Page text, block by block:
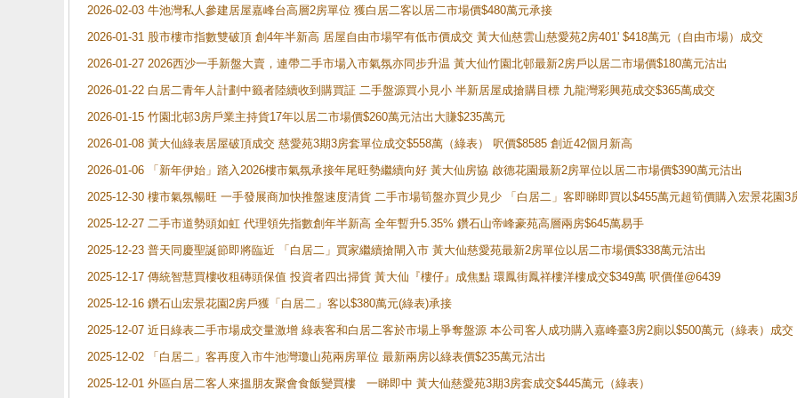
2026-02-03 牛池灣私人參建居屋嘉峰台高層2房單位 獲白居二客以居二市場價$480萬元承接
2026-01-31 股市樓市指數雙破頂 創4年半新高 居屋自由市場罕有低市價成交 黃大仙慈雲山慈愛苑2房401' $418萬元（自由市場）成交
2026-01-27 2026西沙一手新盤大賣，連帶二手市場入市氣氛亦同步升温 黃大仙竹園北邨最新2房戶以居二市場價$180萬元沽出
2026-01-22 白居二青年人計劃中籤者陸續收到購買証 二手盤源買小見小 半新居屋成搶購目標 九龍灣彩興苑成交$365萬成交
2026-01-15 竹園北邨3房戶業主持貨17年以居二市場價$260萬元沽出大賺$235萬元
2026-01-08 黃大仙綠表居屋破頂成交 慈愛苑3期3房套單位成交$558萬（綠表） 呎價$8585 創近42個月新高
2026-01-06 「新年伊始」踏入2026樓市氣氛承接年尾旺勢繼續向好 黃大仙房協 啟德花園最新2房單位以居二市場價$390萬元沽出
2025-12-30 樓市氣氛暢旺 一手發展商加快推盤速度清貨 二手市場筍盤亦買少見少 「白居二」客即睇即買以$455萬元超筍價購入宏景花園3
2025-12-27 二手市道勢頭如虹 代理領先指數創年半新高 全年暫升5.35% 鑽石山帝峰豪苑高層兩房$645萬易手
2025-12-23 普天同慶聖誕節即將臨近 「白居二」買家繼續搶閘入市 黃大仙慈愛苑最新2房單位以居二市場價$338萬元沽出
2025-12-17 傳統智慧買樓收租磚頭保值 投資者四出掃貨 黃大仙『樓仔』成焦點 環鳳街鳳祥樓洋樓成交$349萬 呎價僅@6439
2025-12-16 鑽石山宏景花園2房戶獲「白居二」客以$380萬元(綠表)承接
2025-12-07 近日綠表二手市場成交量激增 綠表客和白居二客於市場上爭奪盤源 本公司客人成功購入嘉峰臺3房2廁以$500萬元（綠表）成交
2025-12-02 「白居二」客再度入市牛池灣瓊山苑兩房單位 最新兩房以綠表價$235萬元沽出
2025-12-01 外區白居二客人來搵朋友聚會食飯變買樓 一睇即中 黃大仙慈愛苑3期3房套成交$445萬元（綠表）